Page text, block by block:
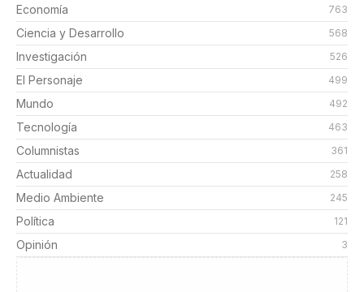
Economía 763
Ciencia y Desarrollo 568
Investigación 526
El Personaje 499
Mundo 492
Tecnología 463
Columnistas 361
Actualidad 258
Medio Ambiente 245
Política 121
Opinión 3